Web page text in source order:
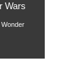
Wars
Wonder